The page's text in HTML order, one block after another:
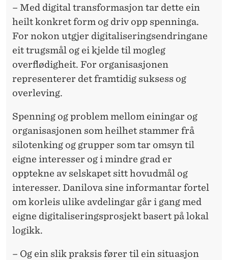
– Med digital transformasjon tar dette ein
heilt konkret form og driv opp spenninga.
For nokon utgjer digitaliseringsendringane
eit trugsmål og ei kjelde til mogleg
overflødigheit. For organisasjonen
representerer det framtidig suksess og
overleving.
Spenning og problem mellom einingar og
organisasjonen som heilhet stammer frå
silotenking og grupper som tar omsyn til
eigne interesser og i mindre grad er
opptekne av selskapet sitt hovudmål og
interesser. Danilova sine informantar fortel
om korleis ulike avdelingar går i gang med
eigne digitaliseringsprosjekt basert på lokal
logikk.
– Og ein slik praksis fører til ein situasjon